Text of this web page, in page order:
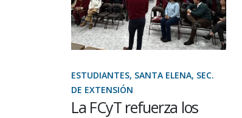
ESTUDIANTES, SANTA ELENA, SEC.
DE EXTENSIÓN
La FCyT refuerza los